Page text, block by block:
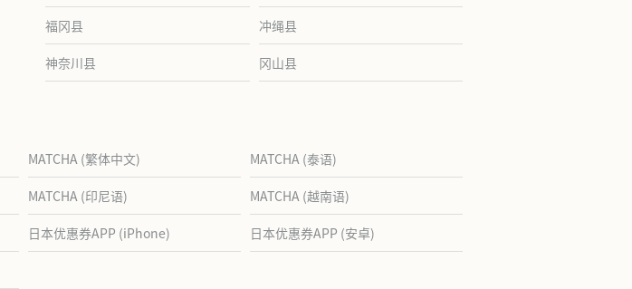
福冈县 冲绳县
神奈川县 冈山县
MATCHA (繁体中文) MATCHA (泰语)
MATCHA (印尼语) MATCHA (越南语)
日本优惠券APP (iPhone) 日本优惠券APP (安卓)